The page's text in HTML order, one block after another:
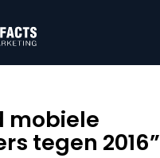
mobiele
tegen 2016”